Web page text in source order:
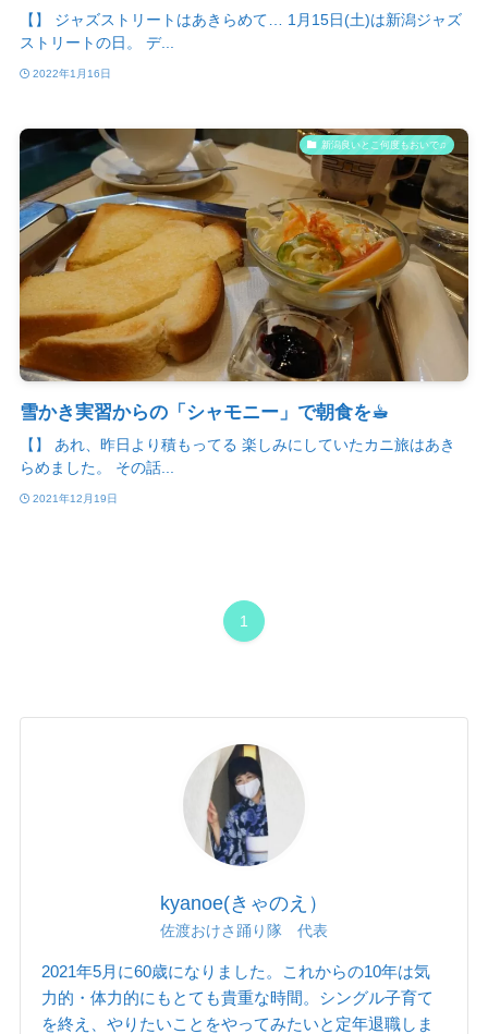
【】 ジャズストリートはあきらめて… 1月15日(土)は新潟ジャズ
ストリートの日。 デ...
2022年1月16日
新潟良いとこ何度もおいで♫
雪かき実習からの「シャモニー」で朝食を☕︎
【】 あれ、昨日より積もってる 楽しみにしていたカニ旅はあき
らめました。 その話...
2021年12月19日
1
kyanoe(きゃのえ）
佐渡おけさ踊り隊 代表
2021年5月に60歳になりました。これからの10年は気
力的・体力的にもとても貴重な時間。シングル子育て
を終え、やりたいことをやってみたいと定年退職しま